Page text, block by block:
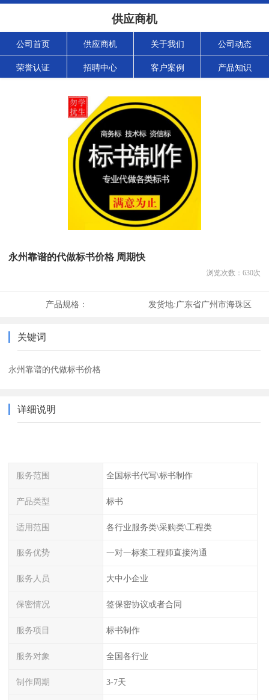
供应商机
公司首页 供应商机 关于我们 公司动态
荣誉认证 招聘中心 客户案例 产品知识
永州靠谱的代做标书价格 周期快
浏览次数： 630次
产品规格： 发货地:广东省广州市海珠区
关键词
永州靠谱的代做标书价格
详细说明
服务范围 全国标书代写\标书制作
产品类型 标书
适用范围 各行业服务类\采购类\工程类
服务优势 一对一标案工程师直接沟通
服务人员 大中小企业
保密情况 签保密协议或者合同
服务项目 标书制作
服务对象 全国各行业
制作周期 3-7天